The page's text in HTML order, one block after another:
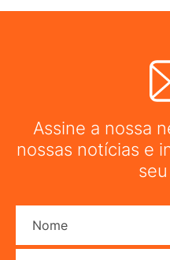
Assine a nossa
nossas notícias e